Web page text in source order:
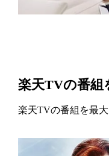
楽天TVの番組
楽天TVの番組を最大